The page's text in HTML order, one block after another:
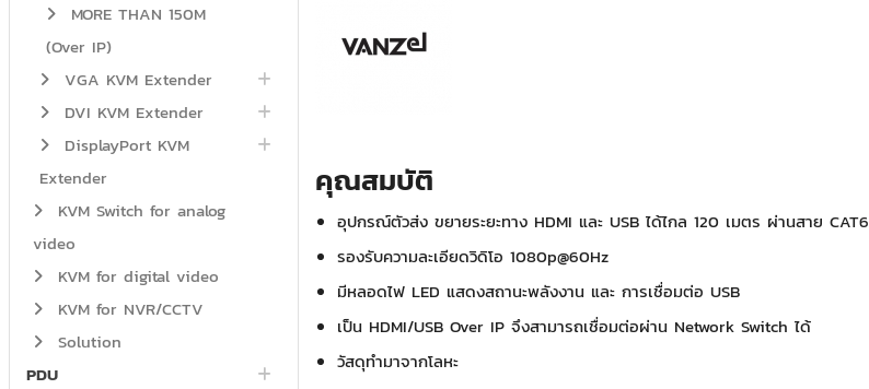
MORE THAN 150M
(Over IP)
VGA KVM Extender
DVI KVM Extender
DisplayPort KVM
Extender
KVM Switch for analog
video
KVM for digital video
KVM for NVR/CCTV
Solution
PDU
คุณสมบัติ
อุปกรณ์ตัวส่ง ขยายระยะทาง HDMI และ USB ได้ไกล 120 เมตร ผ่านสาย CAT6
รองรับความละเอียดวิดิโอ 1080p@60Hz
มีหลอดไฟ LED แสดงสถานะพลังงาน และ การเชื่อมต่อ USB
เป็น HDMI/USB Over IP จึงสามารถเชื่อมต่อผ่าน Network Switch ได้
วัสดุทำมาจากโลหะ